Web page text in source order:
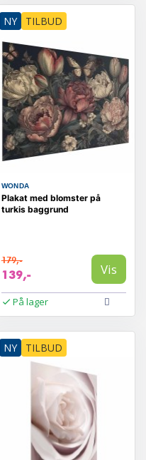
NY TILBUD
WONDA
Plakat med blomster på
turkis baggrund
179,-
139,- Vis
På lager
NY TILBUD